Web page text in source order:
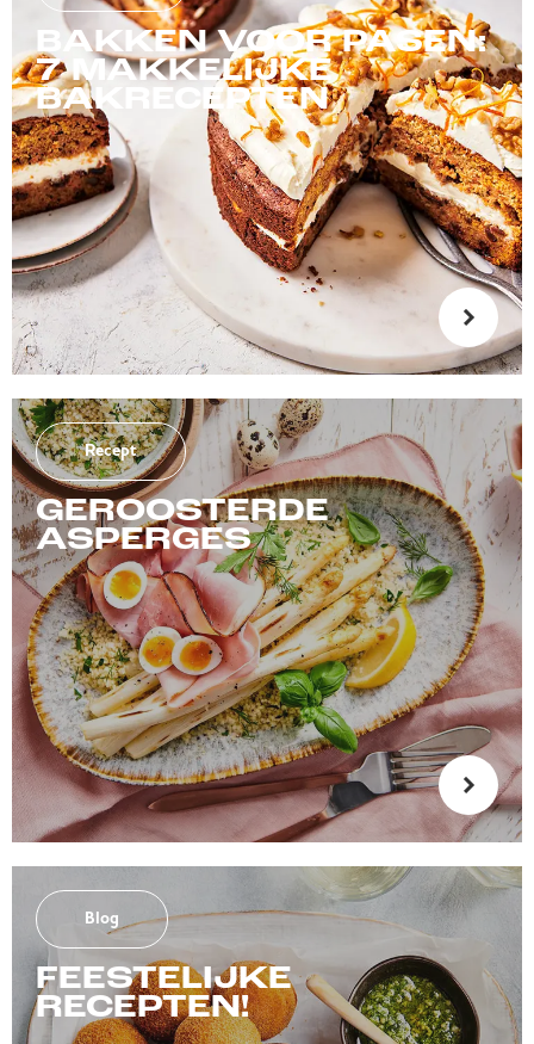
BAKKEN VOOR PASEN:
7 MAKKELIJKE
BAKRECEPTEN
Recept
GEROOSTERDE
ASPERGES
Blog
FEESTELIJKE
RECEPTEN!